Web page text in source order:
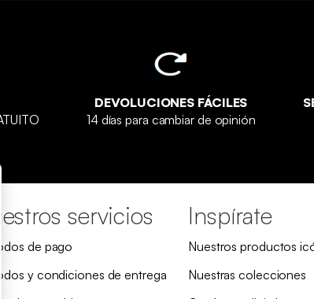
DEVOLUCIONES FÁCILES
14 días para cambiar de opinión
servicios
de pago
y condiciones de entrega
Inspírate
Nuestros productos
Nuestras colecciones